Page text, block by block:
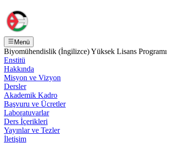
Menü
Biyomühendislik (İngilizce) Yüksek Lisans Programı
Enstitü
Hakkında
Misyon ve Vizyon
Dersler
Akademik Kadro
Başvuru ve Ücretler
Laboratuvarlar
Ders İçerikleri
Yayınlar ve Tezler
İletişim